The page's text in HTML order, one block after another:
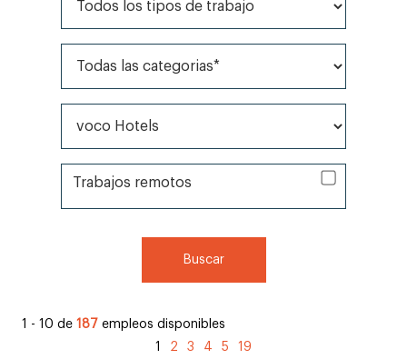
Todas las categorias*
Trabajos remotos
Trabajos remotos
Buscar
1 - 10 de 187 empleos disponibles
1
2 3 4 5 19